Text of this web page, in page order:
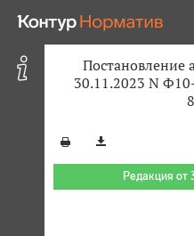
Постановление
30.11.2023 N
Редакция от